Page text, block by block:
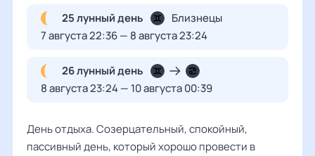
25 лунный день
Близнецы
7 августа 22:36 — 8 августа 23:24
26 лунный день
8 августа 23:24 — 10 августа 00:39
День отдыха. Созерцательный, спокойный,
пассивный день, который хорошо провести в